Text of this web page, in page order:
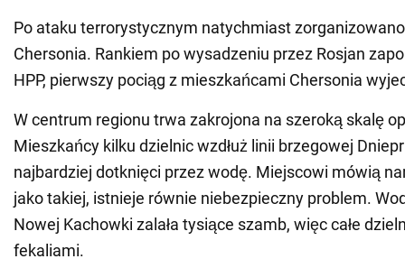
Po ataku terrorystycznym natychmiast
Chersonia. Rankiem po wysadzeniu przez Rosjan
HPP, pierwszy pociąg z mieszkańcami Chersonia
W centrum regionu trwa zakrojona na szeroką skalę
Mieszkańcy kilku dzielnic wzdłuż linii brzegowej
najbardziej dotknięci przez wodę. Miejscowi mówią
jako takiej, istnieje równie niebezpieczny problem.
Nowej Kachowki zalała tysiące szamb, więc całe
fekaliami.